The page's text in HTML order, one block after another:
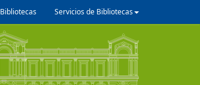
Bibliotecas Servicios de Bibliotecas